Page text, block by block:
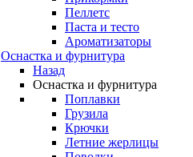
Пеллетс
Паста и тесто
Ароматизаторы
Оснастка и фурнитура
Назад
Оснастка и фурнитура
Поплавки
Грузила
Крючки
Летние жерлицы